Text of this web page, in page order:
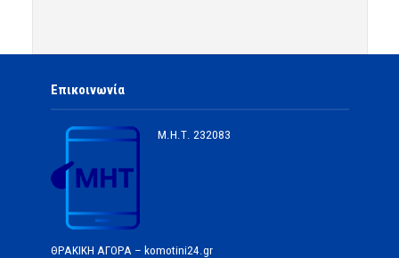
Επικοινωνία
Μ.Η.Τ. 232083
ΘΡΑΚΙΚΗ ΑΓΟΡΑ – komotini24.gr